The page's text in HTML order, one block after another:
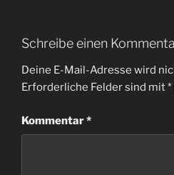
Schreibe einen
Deine E-Mail-Adresse wird
Erforderliche Felder sind mit*
Kommentar*